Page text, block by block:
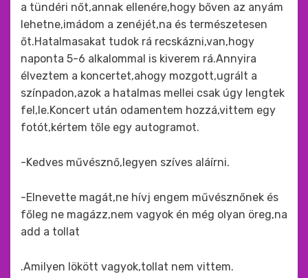
a tündéri nőt,annak ellenére,hogy bőven az anyám
lehetne,imádom a zenéjét,na és természetesen
őt.Hatalmasakat tudok rá recskázni,van,hogy
naponta 5-6 alkalommal is kiverem rá.Annyira
élveztem a koncertet,ahogy mozgott,ugrált a
színpadon,azok a hatalmas mellei csak úgy lengtek
fel,le.Koncert után odamentem hozzá,vittem egy
fotót,kértem tőle egy autogramot.
-Kedves művésznő,legyen szíves aláírni.
-Elnevette magát,ne hívj engem művésznőnek és
főleg ne magázz,nem vagyok én még olyan öreg,na
add a tollat
.Amilyen lökött vagyok,tollat nem vittem.